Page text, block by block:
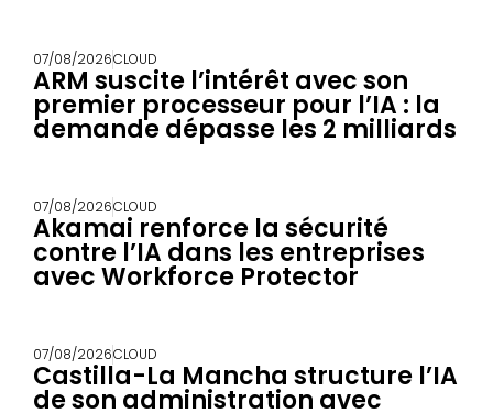
07/08/2026CLOUD
ARM suscite l’intérêt avec son
premier processeur pour l’IA : la
demande dépasse les 2 milliards
07/08/2026CLOUD
Akamai renforce la sécurité
contre l’IA dans les entreprises
avec Workforce Protector
07/08/2026CLOUD
Castilla-La Mancha structure l’IA
de son administration avec